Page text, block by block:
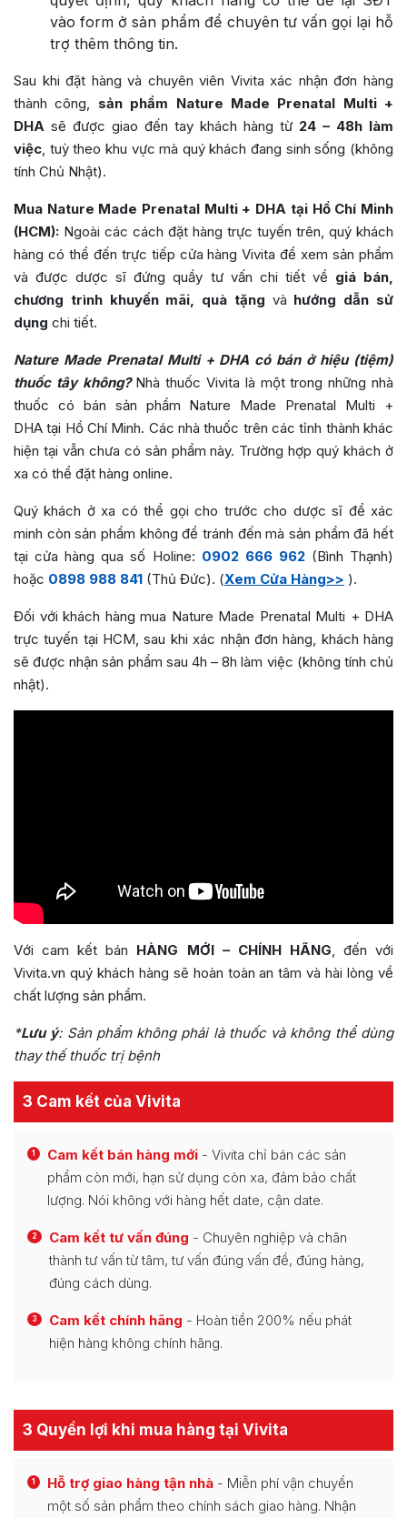
vào form ở sản phẩm để chuyên tư vấn gọi lại hỗ
trợ thêm thông tin.
Sau khi đặt hàng và chuyên viên Vivita xác nhận đơn hàng
thành công, sản phẩm Nature Made Prenatal Multi +
DHA sẽ được giao đến tay khách hàng từ 24 – 48h làm
việc, tuỳ theo khu vực mà quý khách đang sinh sống (không
tính Chủ Nhật).
Mua Nature Made Prenatal Multi + DHA tại Hồ Chí Minh
(HCM): Ngoài các cách đặt hàng trực tuyến trên, quý khách
hàng có thể đến trực tiếp cửa hàng Vivita để xem sản phẩm
và được dược sĩ đứng quầy tư vấn chi tiết về giá bán,
chương trình khuyến mãi, quà tặng và hướng dẫn sử
dụng chi tiết.
Nature Made Prenatal Multi + DHA có bán ở hiệu (tiệm)
thuốc tây không?Nhà thuốc Vivita là một trong những nhà
thuốc có bán sản phẩm Nature Made Prenatal Multi +
DHA tại Hồ Chí Minh. Các nhà thuốc trên các tỉnh thành khác
hiện tại vẫn chưa có sản phẩm này. Trường hợp quý khách ở
xa có thể đặt hàng online.
Quý khách ở xa có thể gọi cho trước cho dược sĩ để xác
minh còn sản phẩm không để tránh đến mà sản phẩm đã hết
tại cửa hàng qua số Holine: 0902 666 962(Bình Thạnh)
hoặc 0898 988 841 (Thủ Đức). (Xem Cửa Hàng>> ).
Đối với khách hàng mua Nature Made Prenatal Multi + DHA
trực tuyến tại HCM, sau khi xác nhận đơn hàng, khách hàng
sẽ được nhận sản phẩm sau 4h – 8h làm việc (không tính chủ
nhật).
Với cam kết bán HÀNG MỚI – CHÍNH HÃNG, đến với
Vivita.vn quý khách hàng sẽ hoàn toàn an tâm và hài lòng về
chất lượng sản phẩm.
*Lưu ý: Sản phẩm không phải là thuốc và không thể dùng
thay thế thuốc trị bệnh
3 Cam kết của Vivita
1 Cam kết bán hàng mới - Vivita chỉ bán các sản
phẩm còn mới, hạn sử dụng còn xa, đảm bảo chất
lượng. Nói không với hàng hết date, cận date.
2 Cam kết tư vấn đúng - Chuyên nghiệp và chân
thành tư vấn từ tâm, tư vấn đúng vấn đề, đúng hàng,
đúng cách dùng.
3 Cam kết chính hãng - Hoàn tiền 200% nếu phát
hiện hàng không chính hãng.
3 Quyền lợi khi mua hàng tại Vivita
1 Hỗ trợ giao hàng tận nhà - Miễn phí vận chuyển
một số sản phẩm theo chính sách giao hàng. Nhận